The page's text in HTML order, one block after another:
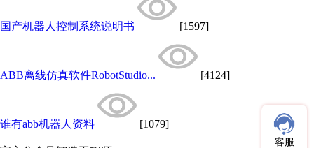
国产机器人控制系统说明书 [1597]
ABB离线仿真软件RobotStudio... [4124]
谁有abb机器人资料 [1079]
客服